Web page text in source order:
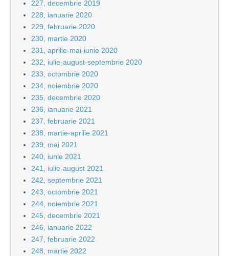
227, decembrie 2019
228, ianuarie 2020
229, februarie 2020
230, martie 2020
231, aprilie-mai-iunie 2020
232, iulie-august-septembrie 2020
233, octombrie 2020
234, noiembrie 2020
235, decembrie 2020
236, ianuarie 2021
237, februarie 2021
238, martie-aprilie 2021
239, mai 2021
240, iunie 2021
241, iulie-august 2021
242, septembrie 2021
243, octombrie 2021
244, noiembrie 2021
245, decembrie 2021
246, ianuarie 2022
247, februarie 2022
248, martie 2022